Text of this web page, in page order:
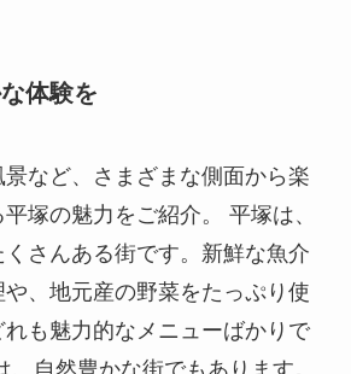
体験を
など、さまざまな側面から楽
塚の魅力をご紹介。 平塚は、
さんある街です。新鮮な魚介
、地元産の野菜をたっぷり使
も魅力的なメニューばかりで